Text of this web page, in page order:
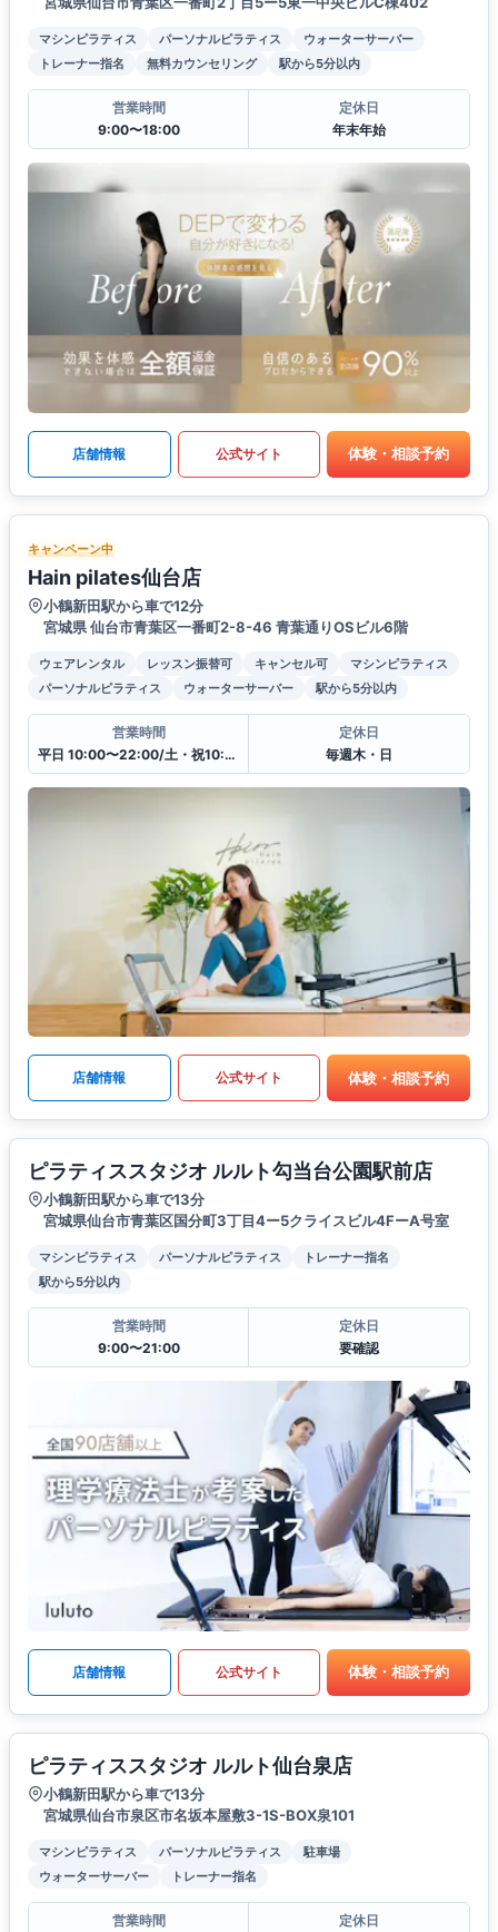
マシンピラティス パーソナルピラティス
ウォーターサーバー
トレーナー指名
無料カウンセリング 駅から5分以内
営業時間
9:00〜18:00
定休日
年末年始
店舗情報 公式サイト 体験・相談予約
キャンペーン中
Hain pilates仙台店
小鶴新田駅から車で12分
宮城県 仙台市青葉区一番町2-8-46 青葉通りOSビル6階
ウェアレンタル レッスン振替可 キャンセル可
マシンピラティス
パーソナルピラティス
ウォーターサーバー 駅から5分以内
営業時間
平日 10:00〜22:00/土・祝10:00〜16:00
定休日
毎週木・日
店舗情報 公式サイト 体験・相談予約
ピラティススタジオ ルルト勾当台公園駅前店
小鶴新田駅から車で13分
宮城県仙台市青葉区国分町3丁目4ー5クライスビル4FーA号室
マシンピラティス パーソナルピラティス
トレーナー指名
駅から5分以内
営業時間
9:00〜21:00
定休日
要確認
店舗情報 公式サイト 体験・相談予約
ピラティススタジオ ルルト仙台泉店
小鶴新田駅から車で13分
宮城県仙台市泉区市名坂本屋敷3-1S-BOX泉101
マシンピラティス パーソナルピラティス
駐車場
ウォーターサーバー
トレーナー指名
営業時間
定休日